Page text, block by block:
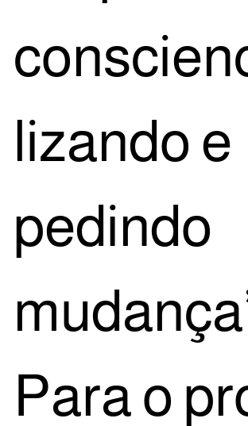
li­zan­do e
pedin­do
Para o